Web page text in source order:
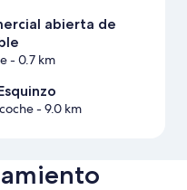
abierta de
- 0.7 km
- 9.0 km